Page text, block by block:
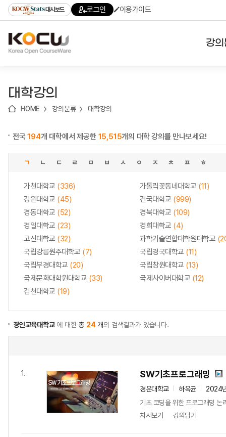
기
기
기
content)
가
대시보드 로그인 이용가이드
강
대학강의
HOME 강의분류 대학강의
전국194개 대학에서 제공한 15,515개의 대학 강의를 만나보세요!
ㄱ ㄴ ㄷ ㄹ ㅁ ㅂ ㅅ ㅇ ㅈ ㅊ ㅍ ㅎ
가천대학교 (336) 가톨릭꽃동네대학교 (11)
강원대학교 (45) 건국대학교 (999)
경동대학교 (52) 경북대학교 (109)
경일대학교 (23) 경희대학교 (4)
고신대학교 (32) 과학기술연합대학원대학교
국립강릉원주대학교 (7) 국립경국대학교 (11)
국립부경대학교 (20) 국립창원대학교 (13)
국제문화대학원대학교 (33) 국제사이버대학교 (12)
김천대학교 (19)
경인교육대학교에 대한총 24 개의 검색결과가 있습니다.
1. SW기초프로그래밍
경운대학교 하옥균
2024
기초 코딩을 위한 프로그래밍 논
차시보기
강의담기